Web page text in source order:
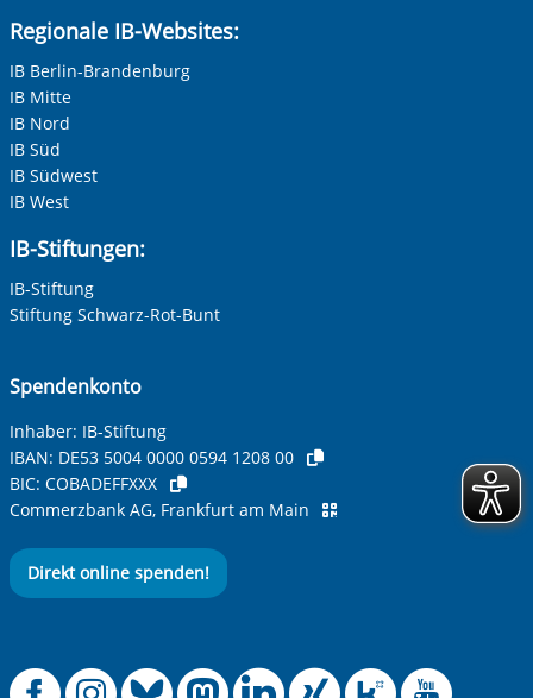
Regionale IB-Websites:
IB Berlin-Brandenburg
IB Mitte
IB Nord
IB Süd
IB Südwest
IB West
IB-Stiftungen:
IB-Stiftung
Stiftung Schwarz-Rot-Bunt
Spendenkonto
Inhaber: IB-Stiftung
IBAN: DE53 5004 0000 0594 1208 00
BIC: COBADEFFXXX
Commerzbank AG, Frankfurt am Main
Direkt online spenden!